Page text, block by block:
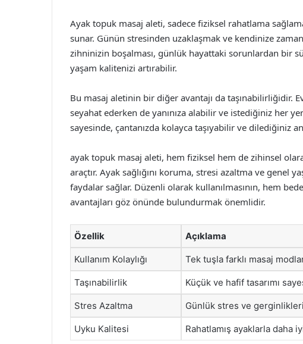
Ayak topuk masaj aleti, sadece fiziksel rahatlama
sunar. Günün stresinden uzaklaşmak ve kendinize
zihninizin boşalması, günlük hayattaki sorunlardan bir
yaşam kalitenizi artırabilir.
Bu masaj aletinin bir diğer avantajı da taşınabilirliğidir.
seyahat ederken de yanınıza alabilir ve istediğiniz her
sayesinde, çantanızda kolayca taşıyabilir ve dilediğiniz
ayak topuk masaj aleti, hem fiziksel hem de zihinsel
araçtır. Ayak sağlığını koruma, stresi azaltma ve genel
faydalar sağlar. Düzenli olarak kullanılmasının, hem
avantajları göz önünde bulundurmak önemlidir.
Özellik Açıklama
Kullanım Kolaylığı Tek tuşla farklı masaj
Taşınabilirlik Küçük ve hafif tasarımı
Stres Azaltma Günlük stres ve
Uyku Kalitesi Rahatlamış ayaklarla daha